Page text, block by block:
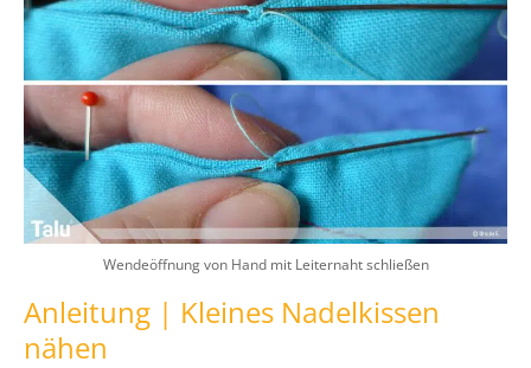
Wendeöffnung von Hand mit Leiternaht schließen
Anleitung | Kleines Nadelkissen
nähen